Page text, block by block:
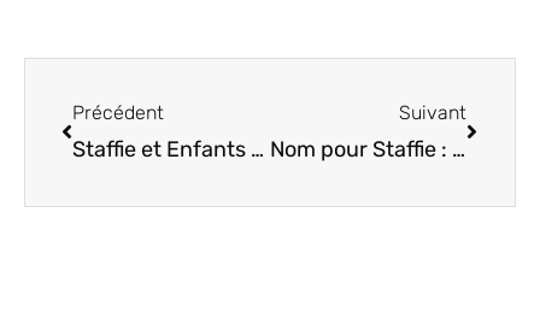
Précédent
Staffie et Enfants : Le Duo Inséparable ?
Suivant
Nom pour Staffie : La méthode efficace pour trouver un prénom qui lui collera au poil !